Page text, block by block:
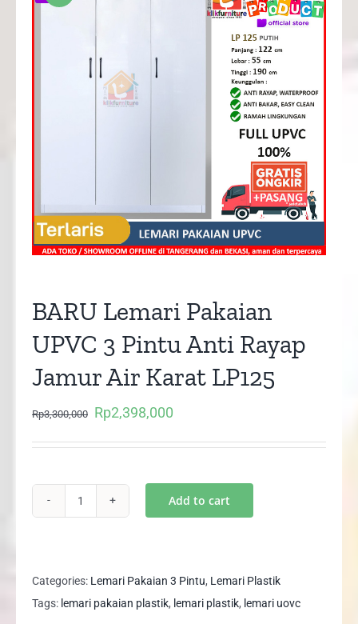
BARU Lemari Pakaian
UPVC 3 Pintu Anti Rayap
Jamur Air Karat LP125
Rp3,300,000
Original
Rp2,398,000
UPVC
3
Add to cart
Categories: Lemari Pakaian 3 Pintu, Lemari Plastik
Tags: lemari pakaian plastik, lemari plastik, lemari uovc